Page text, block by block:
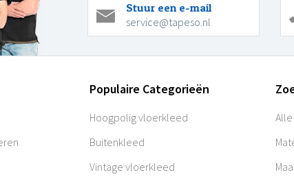
Stuur een e-mail
service@tapeso.nl
Populaire Categorieën
Hoogpolig vloerkleed
Buitenkleed
Vintage vloerkleed